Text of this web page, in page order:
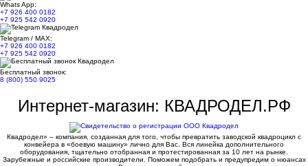
Whats App:
+7 926 400 0182
+7 925 542 0920
Telegram / MAX:
+7 926 400 0182
+7 925 542 0920
Бесплатный звонок:
8 (800) 550 9025
Интернет-магазин: КВАДРОДЕЛ.РФ
Квадродел» – компания, созданная для того, чтобы превратить заводской квадроцикл с
конвейера в «боевую машину» лично для Вас. Вся линейка дополнительного
оборудования, тщательно отобранная и протестированная за 10 лет на рынке.
Зарубежные и российские производители. Поможем подобрать и предупредим о нюансах